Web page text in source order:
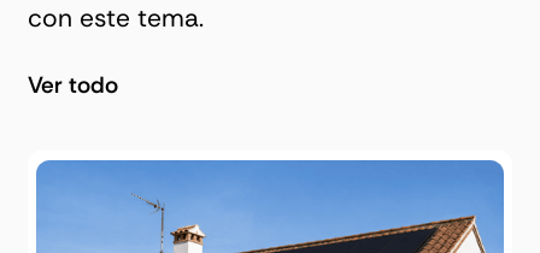
con este tema.
Ver todo